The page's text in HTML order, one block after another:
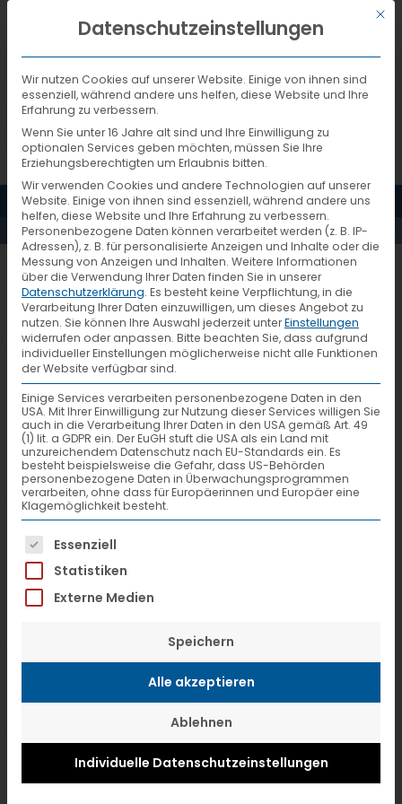
DEUTSCH
MENÜ
PRESSESPIEGEL
25. August 2016
Loxx ist neues VTL-
HUB für Frankreich
IHK
Mit
Datenschutzeinstellungen
Wir nutzen Cookies auf unserer Website. Einige von ihnen sind
essenziell, während andere uns helfen, diese Website und Ihre
Erfahrung zu verbessern.
Wenn Sie unter 16 Jahre alt sind und Ihre Einwilligung zu
optionalen Services geben möchten, müssen Sie Ihre
Erziehungsberechtigten um Erlaubnis bitten.
Wir verwenden Cookies und andere Technologien auf unserer
Website. Einige von ihnen sind essenziell, während andere uns
helfen, diese Website und Ihre Erfahrung zu verbessern.
Personenbezogene Daten können verarbeitet werden (z. B. IP-
Adressen), z. B. für personalisierte Anzeigen und Inhalte oder die
Messung von Anzeigen und Inhalten. Weitere Informationen
über die Verwendung Ihrer Daten finden Sie in unserer
Datenschutzerklärung. Es besteht keine Verpflichtung, in die
Verarbeitung Ihrer Daten einzuwilligen, um dieses Angebot zu
nutzen. Sie können Ihre Auswahl jederzeit unterEinstellungen
widerrufen oder anpassen. Bitte beachten Sie, dass aufgrund
individueller Einstellungen möglicherweise nicht alle Funktionen
der Website verfügbar sind.
Einige Services verarbeiten personenbezogene Daten in den
USA. Mit Ihrer Einwilligung zur Nutzung dieser Services willigen Sie
auch in die Verarbeitung Ihrer Daten in den USA gemäß Art. 49
(1) lit. a GDPR ein. Der EuGH stuft die USA als ein Land mit
unzureichendem Datenschutz nach EU-Standards ein. Es
besteht beispielsweise die Gefahr, dass US-Behörden
personenbezogene Daten in Überwachungsprogrammen
verarbeiten, ohne dass für Europäerinnen und Europäer eine
Klagemöglichkeit besteht.
Es folgt eine Liste der Service-Gruppen,
Essenziell
Statistiken
Externe Medien
Speichern
Alle akzeptieren
Ablehnen
Individuelle Datenschutzeinstellungen